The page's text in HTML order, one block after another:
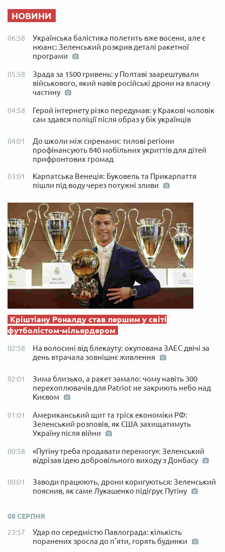
НОВИНИ
06:58
Українська балістика полетить вже восени, але є
нюанс: Зеленський розкрив деталі ракетної
програми
05:58
Зрада за 1500 гривень: у Полтаві заарештували
військового, який навів російські дрони на власну
частину
04:58
Герой інтернету різко передумав: у Кракові чоловік
сам здався поліції після образ у бік українців
04:01
До школи між сиренами: тилові регіони
профінансують 840 мобільних укриттів для дітей
прифронтових громад
03:01
Карпатська Венеція: Буковель та Прикарпаття
пішли під воду через потужні зливи
Кріштіану Роналду став першим у світі
футболістом-мільярдером
02:58
На волосині від блекауту: окупована ЗАЕС двічі за
день втрачала зовнішнє живлення
02:01
Зима близько, а ракет замало: чому навіть 300
перехоплювачів для Patriot не закриють небо над
Києвом
01:01
Американський щит та тріск економіки РФ:
Зеленський розповів, як США захищатимуть
Україну після війни
00:58
«Путіну треба продавати перемогу»: Зеленський
відрізав ідею добровільного виходу з Донбасу
00:01
Заводи працюють, дрони коригуються: Зеленський
пояснив, як саме Лукашенко підігрує Путіну
08 СЕРПНЯ
23:57
Удар по середмістю Павлограда: кількість
поранених зросла до п'яти, горять будинки